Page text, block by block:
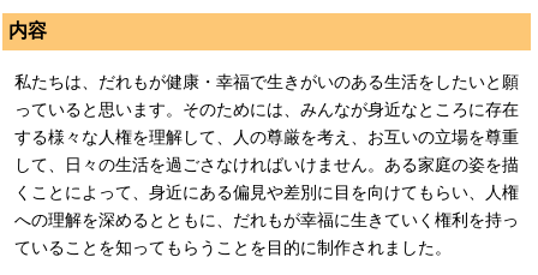
内容
私たちは、だれもが健康・幸福で生きがいのある生活をしたいと願
っていると思います。そのためには、みんなが身近なところに存在
する様々な人権を理解して、人の尊厳を考え、お互いの立場を尊重
して、日々の生活を過ごさなければいけません。ある家庭の姿を描
くことによって、身近にある偏見や差別に目を向けてもらい、人権
への理解を深めるとともに、だれもが幸福に生きていく権利を持っ
ていることを知ってもらうことを目的に制作されました。